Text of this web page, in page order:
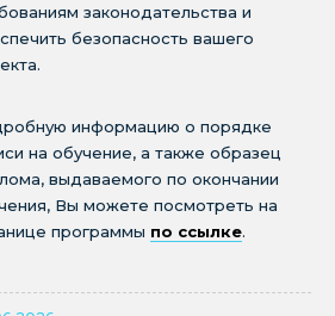
законодательства и
безопасность вашего
информацию о порядке
на обучение, а также образец
выдаваемого по окончании
Вы можете посмотреть на
программы по ссылке.